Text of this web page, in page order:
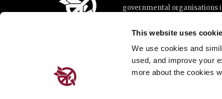
This website uses
We use cookies and
used, and improve your
more about the cookies
governmental organisations
This website was made
Loterie Romande.